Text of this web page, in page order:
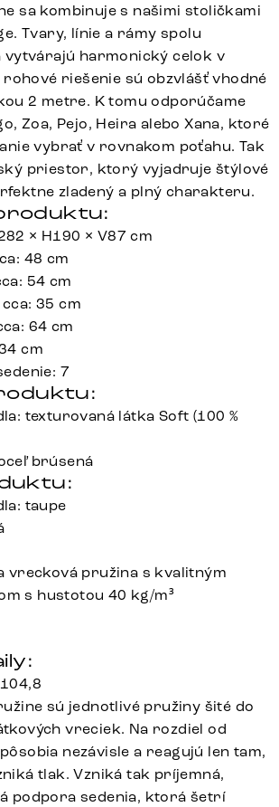
sa kombinuje s našimi stoličkami
Tvary, línie a rámy spolu
vytvárajú harmonický celok v
riešenie sú obzvlášť vhodné
2 metre. K tomu odporúčame
Zoa, Pejo, Heira alebo Xana, ktoré
vybrať v rovnakom poťahu. Tak
priestor, ktorý vyjadruje štýlové
zladený a plný charakteru.
× H190 × V87 cm
48 cm
54 cm
35 cm
64 cm
cm
7
texturovaná látka Soft (100 %
brúsená
taupe
vrecková pružina s kvalitným
s hustotou 40 kg/m³
sú jednotlivé pružiny šité do
vreciek. Na rozdiel od
nezávisle a reagujú len tam,
tlak. Vzniká tak príjemná,
podpora sedenia, ktorá šetrí